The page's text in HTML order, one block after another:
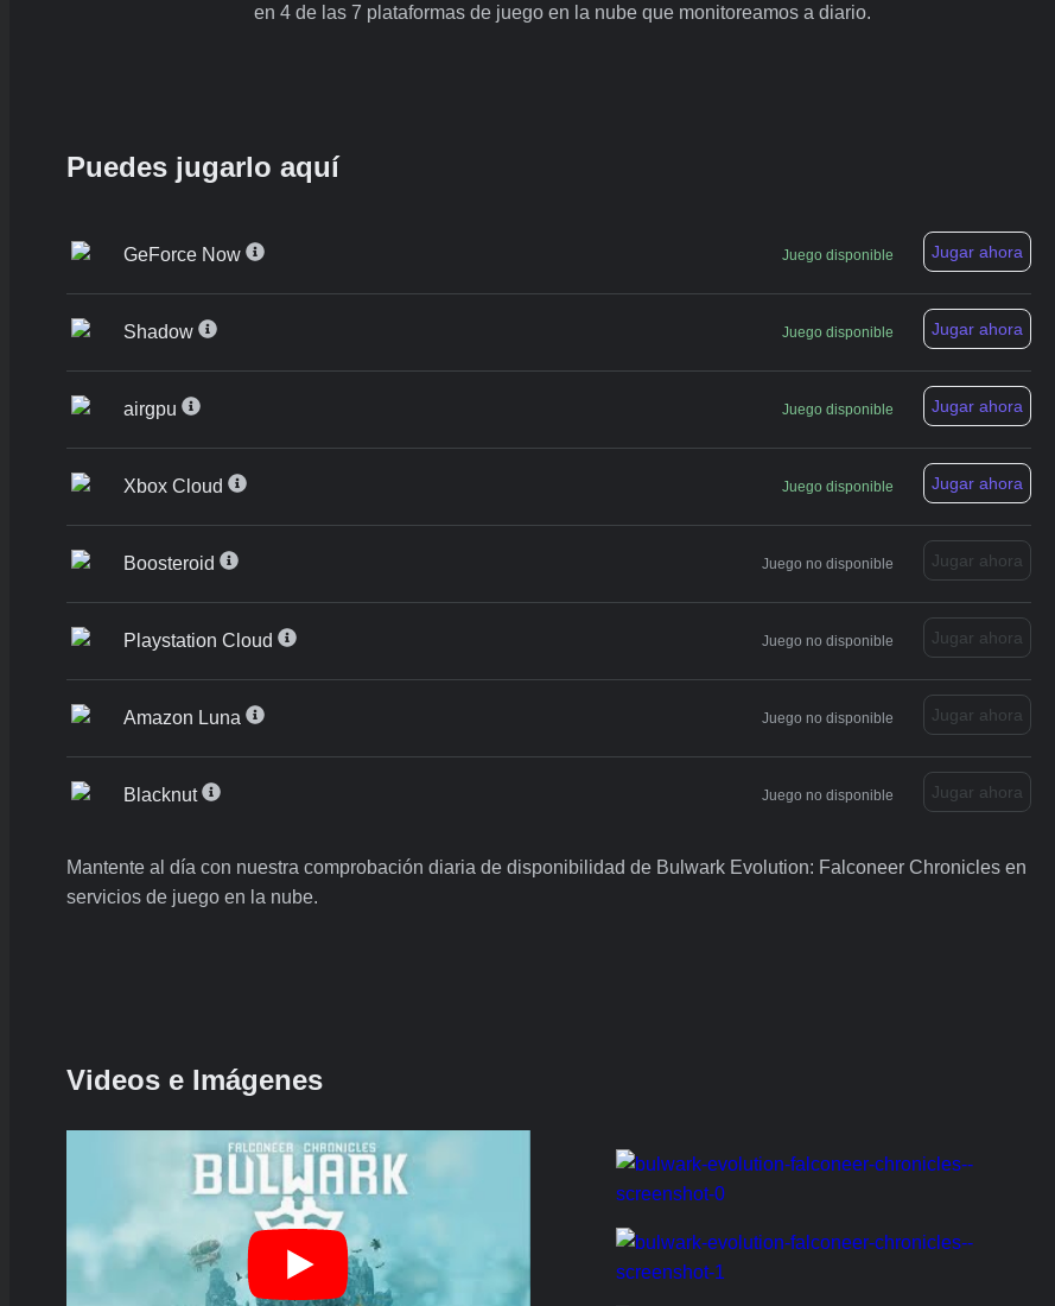
en 4 de las 7 plataformas de juego en la nube que monitoreamos a diario.
Puedes jugarlo aquí
GeForce Now Juego disponible Jugar ahora
Shadow Juego disponible Jugar ahora
airgpu Juego disponible Jugar ahora
Xbox Cloud Juego disponible Jugar ahora
Boosteroid Juego no disponible Jugar ahora
Playstation Cloud Juego no disponible Jugar ahora
Amazon Luna Juego no disponible Jugar ahora
Blacknut Juego no disponible Jugar ahora
Mantente al día con nuestra comprobación diaria de disponibilidad de Bulwark Evolution: Falconeer Chronicles en
servicios de juego en la nube.
Videos e Imágenes